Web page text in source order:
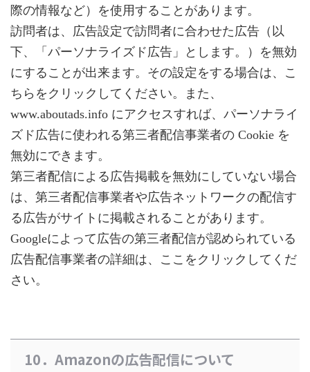
際の情報など）を使用することがあります。
訪問者は、広告設定で訪問者に合わせた広告（以
下、「パーソナライズド広告」とします。）を無効
にすることが出来ます。その設定をする場合は、こ
ちらをクリックしてください。また、
www.aboutads.info にアクセスすれば、パーソナライ
ズド広告に使われる第三者配信事業者の Cookie を
無効にできます。
第三者配信による広告掲載を無効にしていない場合
は、第三者配信事業者や広告ネットワークの配信す
る広告がサイトに掲載されることがあります。
Googleによって広告の第三者配信が認められている
広告配信事業者の詳細は、ここをクリックしてくだ
さい。
10．Amazonの広告配信について